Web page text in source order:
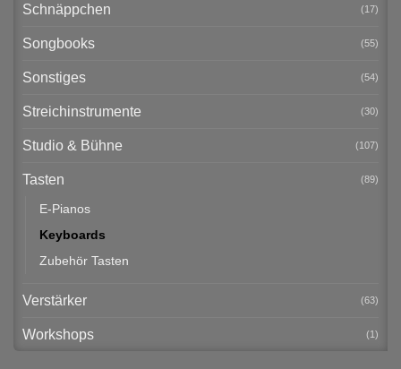
Schnäppchen (17)
Songbooks (55)
Sonstiges (54)
Streichinstrumente (30)
Studio & Bühne (107)
Tasten (89)
E-Pianos
Keyboards
Zubehör Tasten
Verstärker (63)
Workshops (1)